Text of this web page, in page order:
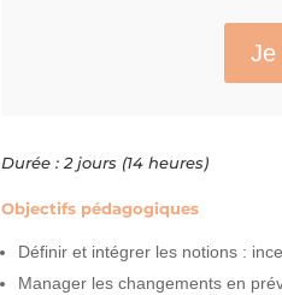
Je
Durée : 2 jours (14 heures)
Objectifs pédagogiques
Définir et intégrer les notions :
Manager les changements en